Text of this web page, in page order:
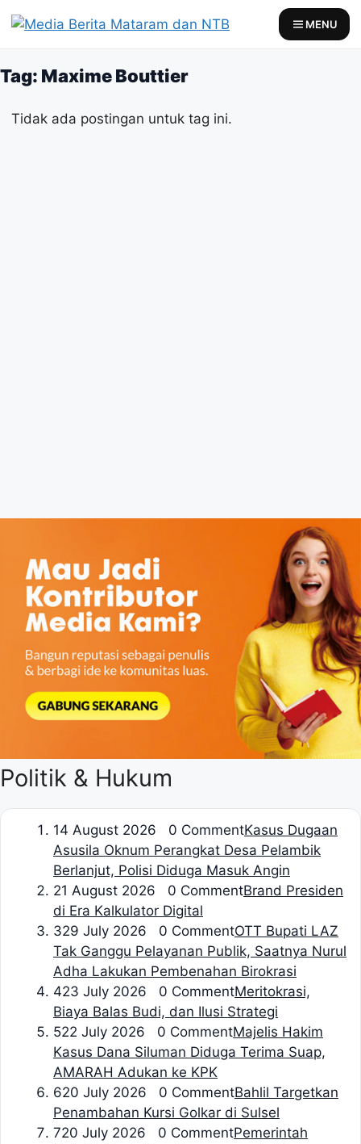
to
MENU
Tag: Maxime Bouttier
Tidak ada postingan untuk tag ini.
Politik & Hukum
14 August 2026 0 CommentKasus Dugaan
Asusila Oknum Perangkat Desa Pelambik
Berlanjut, Polisi Diduga Masuk Angin
21 August 2026 0 CommentBrand Presiden
di Era Kalkulator Digital
329 July 2026 0 CommentOTT Bupati LAZ
Tak Ganggu Pelayanan Publik, Saatnya Nurul
Adha Lakukan Pembenahan Birokrasi
423 July 2026 0 CommentMeritokrasi,
Biaya Balas Budi, dan Ilusi Strategi
522 July 2026 0 CommentMajelis Hakim
Kasus Dana Siluman Diduga Terima Suap,
AMARAH Adukan ke KPK
620 July 2026 0 CommentBahlil Targetkan
Penambahan Kursi Golkar di Sulsel
720 July 2026 0 CommentPemerintah